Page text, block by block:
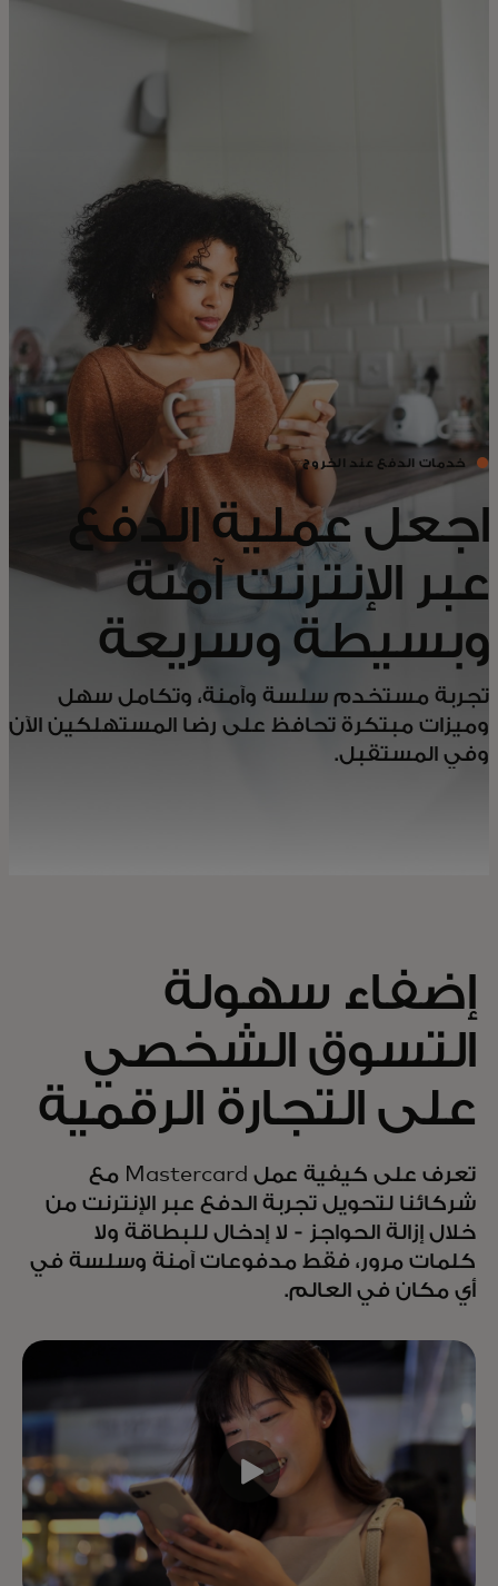
للمبتكرين
الأخبار و التوجهات
خدمات الدفع عند الخروج
اجعل عملية الدفع
عبر الإنترنت آمنة
وبسيطة وسريعة
تجربة مستخدم سلسة وآمنة، وتكامل سهل
وميزات مبتكرة تحافظ على رضا المستهلكين الآن
وفي المستقبل.
إضفاء سهولة
التسوق الشخصي
على التجارة الرقمية
تعرف على كيفية عمل Mastercard مع
شركائنا لتحويل تجربة الدفع عبر الإنترنت من
خلال إزالة الحواجز - لا إدخال للبطاقة ولا
كلمات مرور، فقط مدفوعات آمنة وسلسة في
أي مكان في العالم.